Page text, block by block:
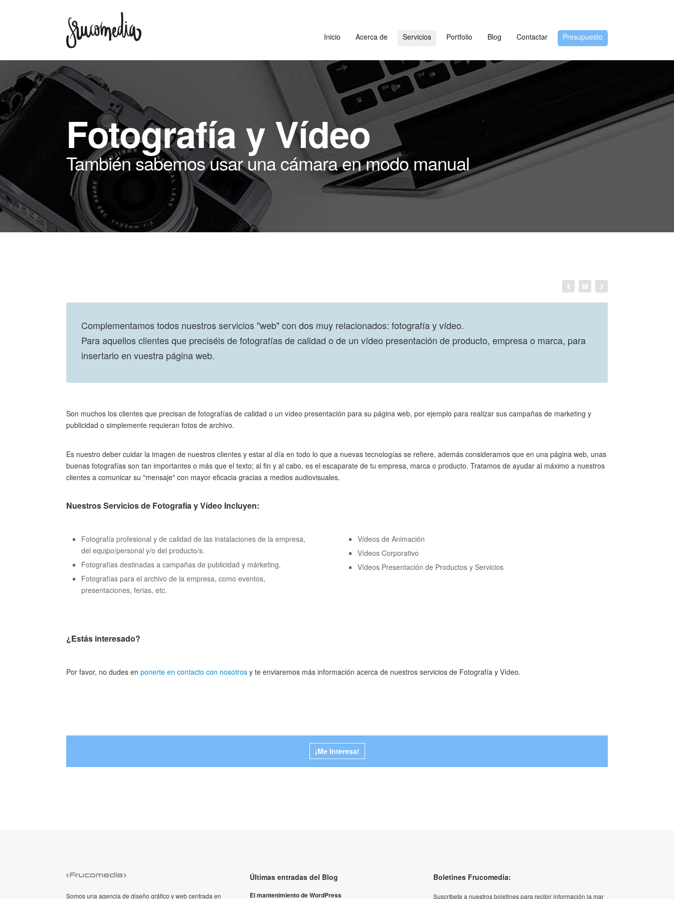
Inicio Acerca de Servicios Portfolio Blog Contactar Presupuesto
Fotografía y Vídeo
También sabemos usar una cámara en modo manual
Complementamos todos nuestros servicios "web" con dos muy relacionados: fotografía y vídeo.
Para aquellos clientes que preciséis de fotografías de calidad o de un vídeo presentación de producto, empresa o marca, para
insertarlo en vuestra página web.
Son muchos los clientes que precisan de fotografías de calidad o un vídeo presentación para su página web, por ejemplo para realizar sus campañas de marketing y
publicidad o simplemente requieran fotos de archivo.
Es nuestro deber cuidar la imagen de nuestros clientes y estar al día en todo lo que a nuevas tecnologías se refiere, además consideramos que en una página web, unas
buenas fotografías son tan importantes o más que el texto; al fin y al cabo, es el escaparate de tu empresa, marca o producto. Tratamos de ayudar al máximo a nuestros
clientes a comunicar su "mensaje" con mayor eficacia gracias a medios audiovisuales.
Nuestros Servicios de Fotografía y Vídeo Incluyen:
Fotografía profesional y de calidad de las instalaciones de la empresa,
del equipo/personal y/o del producto/s.
Fotografías destinadas a campañas de publicidad y márketing.
Fotografías para el archivo de la empresa, como eventos,
presentaciones, ferias, etc.
Vídeos de Animación
Vídeos Corporativo
Vídeos Presentación de Productos y Servicios
¿Estás interesado?
Por favor, no dudes en ponerte en contacto con nosotros y te enviaremos más información acerca de nuestros servicios de Fotografía y Vídeo.
¡Me Interesa!
Somos una agencia de diseño gráfico y web centrada en
Últimas entradas del Blog
El mantenimiento de WordPress
Boletines Frucomedia:
Suscríbete a nuestros boletines para recibir información la mar